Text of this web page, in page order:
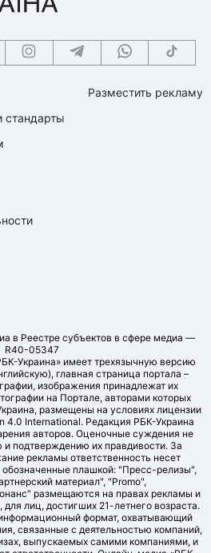
стандарты
Разместить рекламу
в Реестре субъектов в сфере медиа —
R40-05347
Украина» имеет трехязычную версию
главная страница портала –
изображения принадлежат их
на Портале, авторами которых
размещены на условиях лицензии
4.0 International. Редакция РБК-Украина
авторов. Оценочные суждения не
подтверждению их правдивости. За
рекламы ответственность несет
плашкой: "Пресс-релизы",
материал", "Promo",
размещаются на правах рекламы и
лиц, достигших 21-летнего возраста.
формат, охватывающий
связанные с деятельностью компаний,
выпускаемых самими компаниями, и